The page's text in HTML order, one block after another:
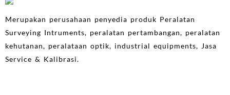
Merupakan perusahaan penyedia produk Peralatan
Surveying Intruments, peralatan pertambangan, peralatan
kehutanan, peralataan optik, industrial equipments, Jasa
Service & Kalibrasi.